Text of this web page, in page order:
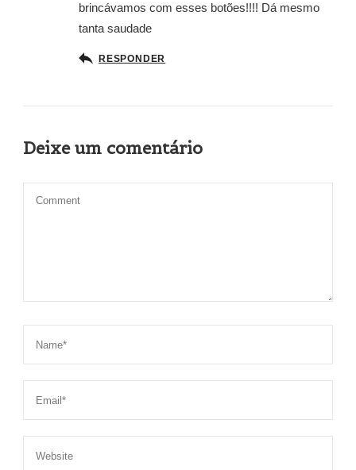
brincávamos com esses botões!!!! Dá mesmo
tanta saudade
RESPONDER
Deixe um comentário